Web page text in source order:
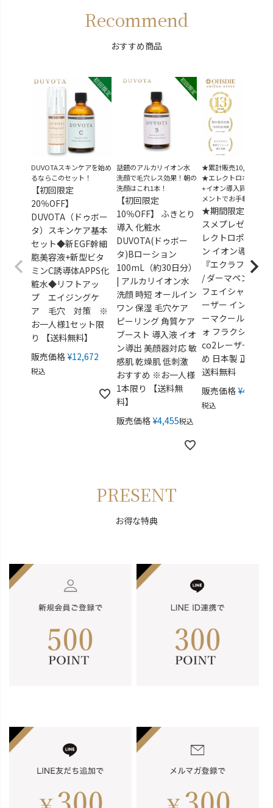
Recommend
おすすめ商品
DUVOTAスキンケアを始め
るならこのセット！
【初回限定
20％OFF】
DUVOTA（ドゥボー
タ）スキンケア基本
セット◆新EGF幹細
胞美容液+新型ビタ
ミンC誘導体APPS化
粧水◆リフトアッ
プ エイジングケ
ア 毛穴 対策 ※
お一人様1セット限
り 【送料無料】
販売価格 ¥12,672
税込
話題のアルカリイオン水
洗顔で毛穴レス効果！朝の
洗顔はこれ1本！
【初回限定
10％OFF】 ふきとり
導入 化粧水
DUVOTA(ドゥボー
タ)Bローション
100mL（約30日分）
| アルカリイオン水
洗顔 時短 オールイン
ワン 保湿 毛穴ケア
ピーリング 角質ケア
ブースト 導入液 イオ
ン導出 美顔器対応 敏
感肌 乾燥肌 低刺激
おすすめ ※お一人様
1本限り 【送料無
料】
販売価格 ¥4,455税込
★累計販売10,000台突
★エレクトロポレーシ
+イオン導入同時トリ
メントでお手軽美肌
★期間限定★導入
スメプレゼント！
レクトロポレーシ
ン イオン導入 美
『エクラフレーズ
/ ダーマペン フォ
フェイシャル ピ
ーザー インディ
ーマクール アリ
ォ フラクショナル
co2レーザー おす
め 日本製 正規販
送料無料
販売価格 ¥49,280
税込
PRESENT
お得な特典